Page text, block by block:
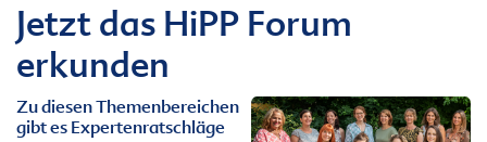
Jetzt das HiPP Forum
erkunden
Zu diesen Themenbereichen
gibt es Expertenratschläge